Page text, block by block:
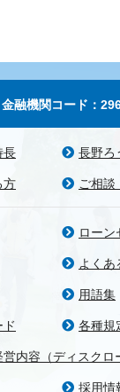
金融機関コード：
長 長野ろ
方 ご相談
ローン
よくあ
用語集
各種規
内容（ディスクロ
採用情